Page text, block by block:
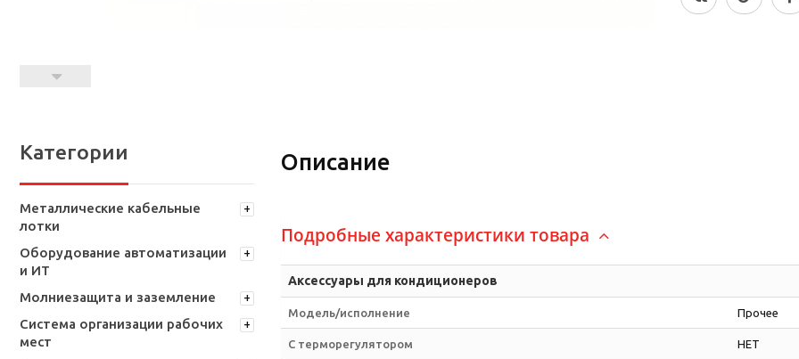
Категории
Металлические кабельные
лотки
Оборудование автоматизации
и ИТ
Молниезащита и заземление
Система организации рабочих
мест
Описание
Подробные характеристики товара
Аксессуары для кондиционеров
Модель/исполнение Прочее
С терморегулятором НЕТ